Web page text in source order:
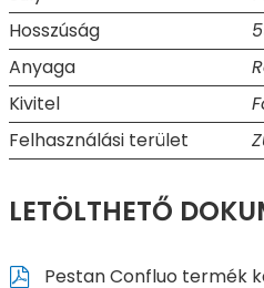
Hosszúság
Anyaga
Kivitel
Felhasználási terület
LETÖLTHETŐ
Pestan Confluo termék